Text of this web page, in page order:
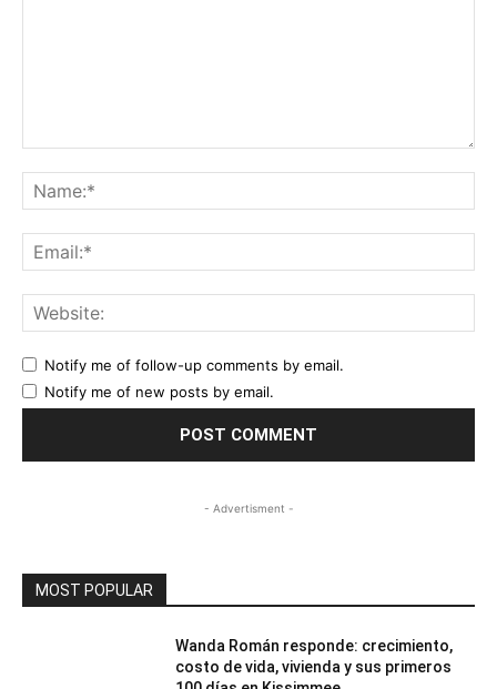
Notify me of follow-up comments by email.
Notify me of new posts by email.
- Advertisment -
MOST POPULAR
Wanda Román responde: crecimiento,
costo de vida, vivienda y sus primeros